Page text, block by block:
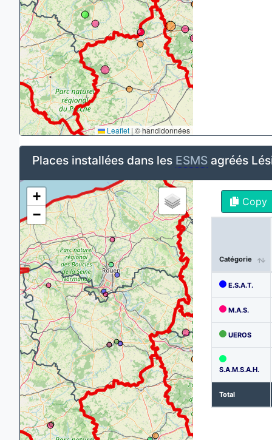
Leaflet | © handidonnées
Places installées dans les ESMS agréés
+
−
Copy
Catégorie
E.S.A.T.
M.A.S.
UEROS
S.A.M.S.A.H.
Total